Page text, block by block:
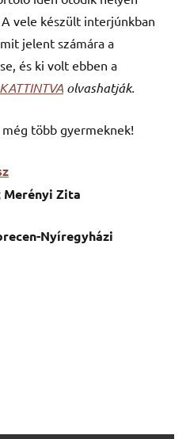
vele készült interjúnkban
jelent számára a
és ki volt ebben a
olvashatják.
még több gyermeknek!
Zita
Nyíregyházi